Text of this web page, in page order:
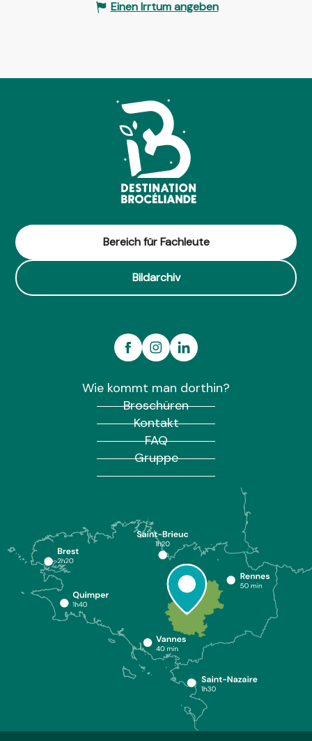
Einen Irrtum angeben
Bereich für Fachleute
Bildarchiv
Wie kommt man dorthin?
Broschüren
Kontakt
FAQ
Gruppe